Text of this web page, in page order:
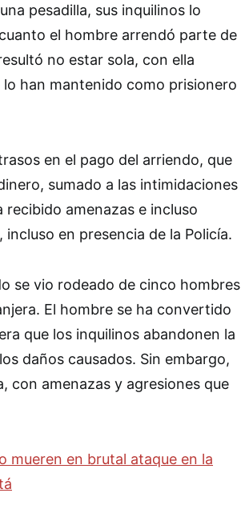
pesadilla, sus inquilinos lo
el hombre arrendó parte de
no estar sola, con ella
han mantenido como prisionero
en el pago del arriendo, que
sumado a las intimidaciones
amenazas e incluso
en presencia de la Policía.
se vio rodeado de cinco hombres
El hombre se ha convertido
que los inquilinos abandonen la
daños causados. Sin embargo,
con amenazas y agresiones que
mueren en brutal ataque en la